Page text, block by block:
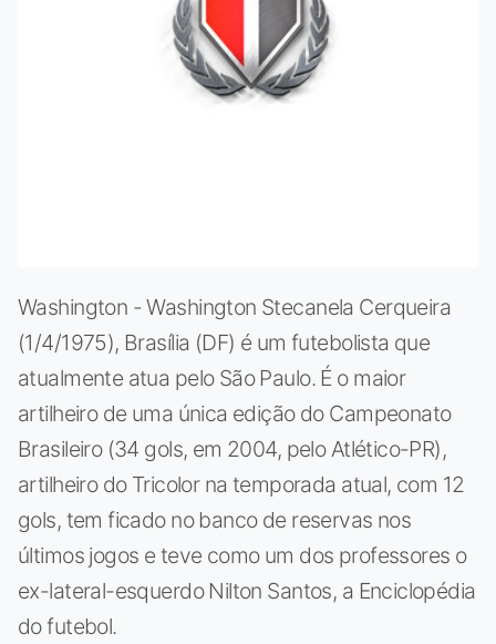
Washington - Washington Stecanela Cerqueira
(1/4/1975), Brasília (DF) é um futebolista que
atualmente atua pelo São Paulo. É o maior
artilheiro de uma única edição do Campeonato
Brasileiro (34 gols, em 2004, pelo Atlético-PR),
artilheiro do Tricolor na temporada atual, com 12
gols, tem ficado no banco de reservas nos
últimos jogos e teve como um dos professores o
ex-lateral-esquerdo Nilton Santos, a Enciclopédia
do futebol.